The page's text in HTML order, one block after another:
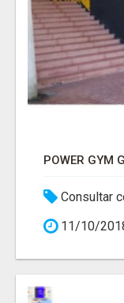
POWER GYM
Consultar
11/10/